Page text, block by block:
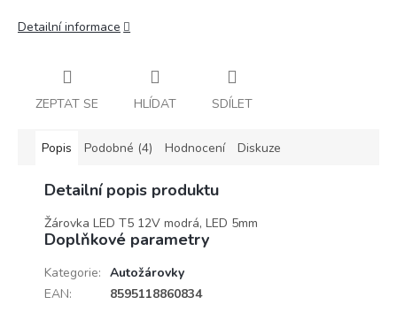
Detailní informace
ZEPTAT SE HLÍDAT SDÍLET
Popis Podobné (4) Hodnocení Diskuze
Detailní popis produktu
Žárovka LED T5 12V modrá, LED 5mm
Doplňkové parametry
Kategorie: Autožárovky
EAN: 8595118860834